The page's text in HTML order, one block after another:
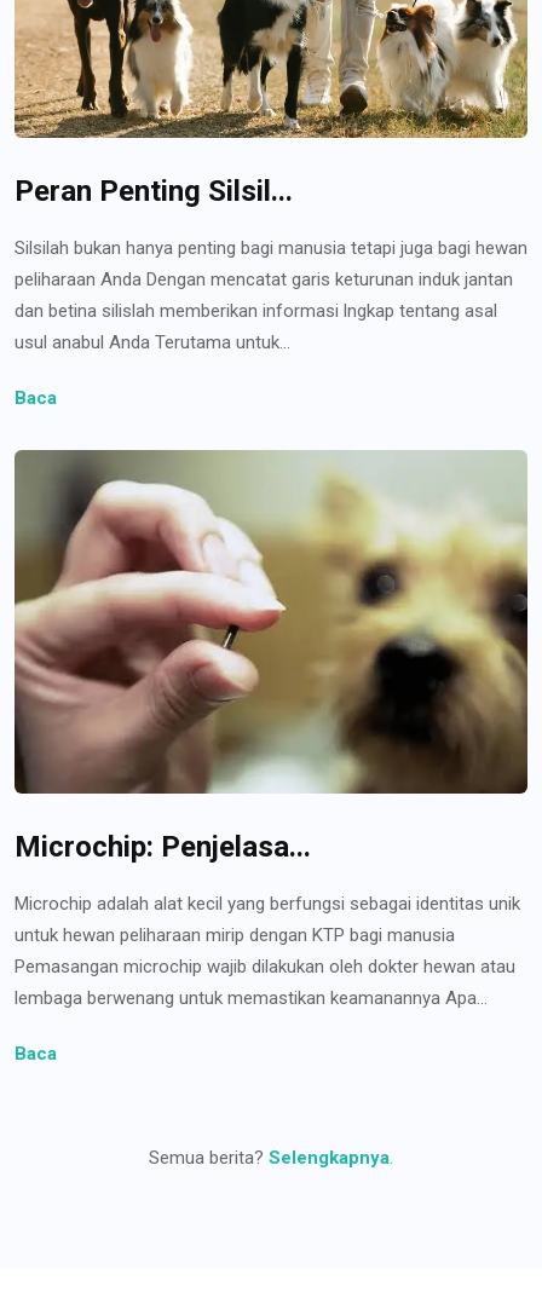
Peran Penting Silsil...
Silsilah bukan hanya penting bagi manusia tetapi juga bagi hewan
peliharaan Anda Dengan mencatat garis keturunan induk jantan
dan betina silislah memberikan informasi lngkap tentang asal
usul anabul Anda Terutama untuk...
Baca
Microchip: Penjelasa...
Microchip adalah alat kecil yang berfungsi sebagai identitas unik
untuk hewan peliharaan mirip dengan KTP bagi manusia
Pemasangan microchip wajib dilakukan oleh dokter hewan atau
lembaga berwenang untuk memastikan keamanannya Apa...
Baca
Semua berita? Selengkapnya